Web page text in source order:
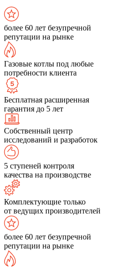
более 60 лет безупречной
репутации на рынке
Газовые котлы под любые
потребности клиента
Бесплатная расширенная
гарантия до 5 лет
Собственный центр
исследований и разработок
5 ступеней контроля
качества на производстве
Комплектующие только
от ведущих производителей
более 60 лет безупречной
репутации на рынке